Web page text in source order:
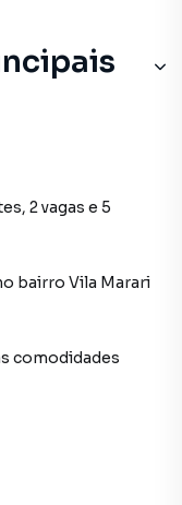
2 vagas e 5
bairro Vila Marari
comodidades